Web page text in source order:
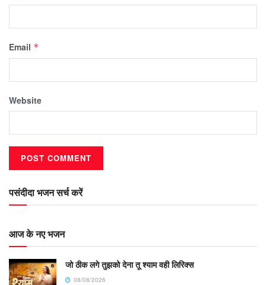
Email *
Website
पसंदीदा भजन सर्च करें
आज के नए भजन
जो ठीक लगे तुझको देना तू श्याम वही लिरिक्स
08/08/2026